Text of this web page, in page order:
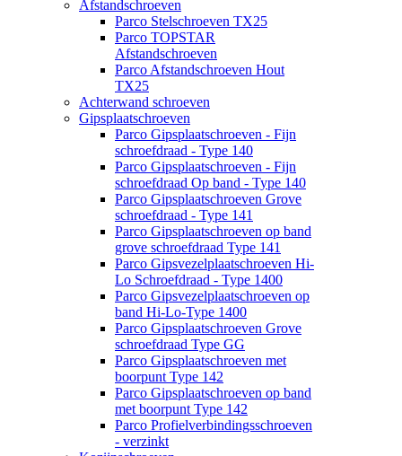
Afstandschroeven
Parco Stelschroeven TX25
Parco TOPSTAR
Afstandschroeven
Parco Afstandschroeven Hout
TX25
Achterwand schroeven
Gipsplaatschroeven
Parco Gipsplaatschroeven - Fijn
schroefdraad - Type 140
Parco Gipsplaatschroeven - Fijn
schroefdraad Op band - Type 140
Parco Gipsplaatschroeven Grove
schroefdraad - Type 141
Parco Gipsplaatschroeven op band
grove schroefdraad Type 141
Parco Gipsvezelplaatschroeven Hi-
Lo Schroefdraad - Type 1400
Parco Gipsvezelplaatschroeven op
band Hi-Lo-Type 1400
Parco Gipsplaatschroeven Grove
schroefdraad Type GG
Parco Gipsplaatschroeven met
boorpunt Type 142
Parco Gipsplaatschroeven op band
met boorpunt Type 142
Parco Profielverbindingsschroeven
- verzinkt